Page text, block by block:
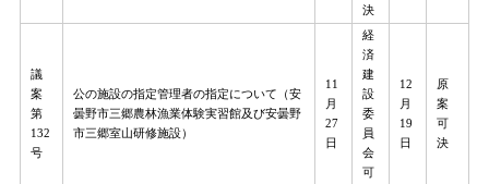
決
議
案
第
132
号
公の施設の指定管理者の指定について（安
曇野市三郷農林漁業体験実習館及び安曇野
市三郷室山研修施設）
11
月
27
日
経
済
建
設
委
員
会
可
12
月
19
日
原
案
可
決